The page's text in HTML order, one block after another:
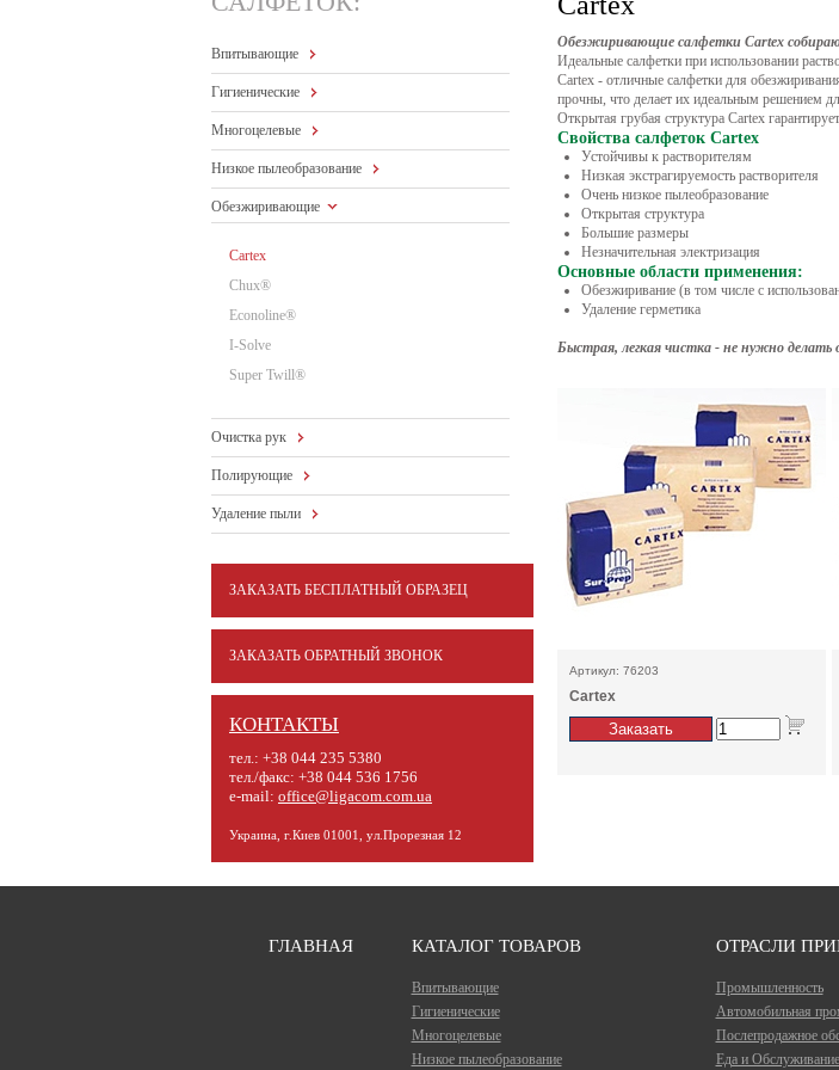
Впитывающие
Гигиенические
Многоцелевые
Низкое пылеобразование
Обезжиривающие
Cartex
Chux®
Econoline®
I-Solve
Super Twill®
Очистка рук
Полирующие
Удаление пыли
ЗАКАЗАТЬ БЕСПЛАТНЫЙ ОБРАЗЕЦ
ЗАКАЗАТЬ ОБРАТНЫЙ ЗВОНОК
КОНТАКТЫ
тел.: +38 044 235 5380
тел./факс: +38 044 536 1756
e-mail: office@ligacom.com.ua
Украина, г.Киев 01001, ул.Прорезная 12
Обезжиривающие салфетки Cartex
Идеальные салфетки при использовании
Cartex - отличные салфетки для
прочны, что делает их идеальным решением
Открытая грубая структура Cartex
Свойства салфеток Cartex
Устойчивы к растворителям
Низкая экстрагируемость растворителя
Очень низкое пылеобразование
Открытая структура
Большие размеры
Незначительная электризация
Основные области применения:
Обезжиривание (в том числе с
Удаление герметика
Быстрая, легкая чистка - не нужно
Артикул: 76203
Cartex
ГЛАВНАЯ КАТАЛОГ ТОВАРОВ
Впитывающие
Гигиенические
Многоцелевые
Низкое пылеобразование
ОТРАСЛИ
Промышленность
Автомобильная
Послепродажное
Еда и Обслуживание